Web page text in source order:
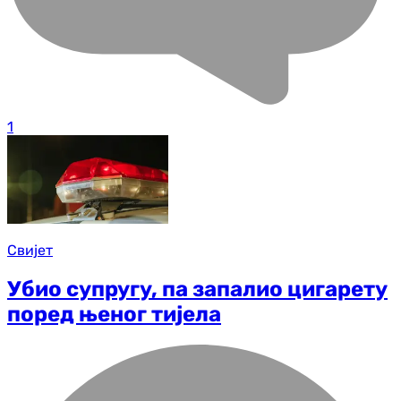
1
Свијет
Убио супругу, па запалио цигарету
поред њеног тијела